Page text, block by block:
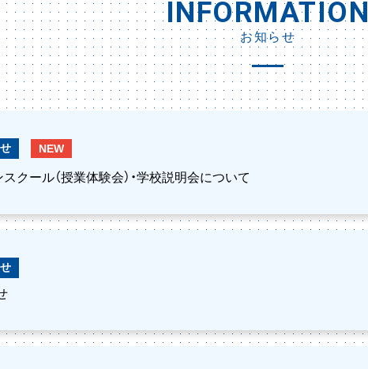
INFORMATION
お知らせ
NEW
クール（授業体験会）・学校説明会について